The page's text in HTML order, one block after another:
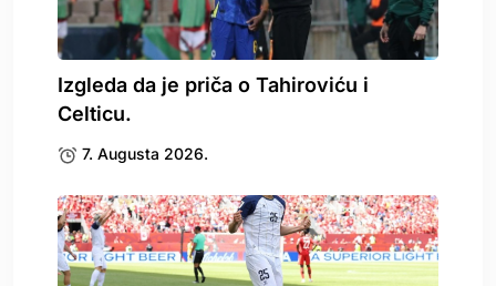
Izgleda da je priča o Tahiroviću i
Celticu.
7. Augusta 2026.